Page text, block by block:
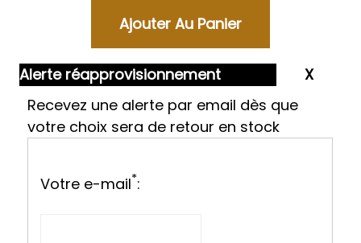
Alerte réapprovisionnement
Recevez une alerte par email dès que
votre choix sera de retour en stock
Votre e-mail*: